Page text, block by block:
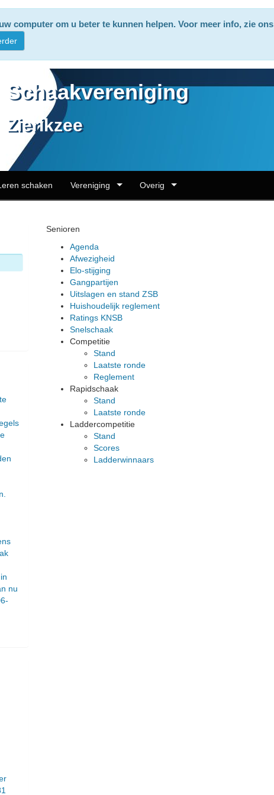
computer om u beter te kunnen helpen. Voor meer info, zie ons
Schaakvereniging
Zierikzee
schaken Vereniging Overig
Senioren
Agenda
Afwezigheid
Elo-stijging
Gangpartijen
Uitslagen en stand ZSB
Huishoudelijk reglement
Ratings KNSB
Snelschaak
Competitie
Stand
Laatste ronde
Reglement
Rapidschaak
Stand
Laatste ronde
Laddercompetitie
Stand
Scores
Ladderwinnaars
nu